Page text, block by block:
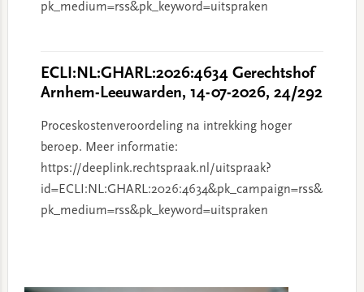
pk_medium=rss&pk_keyword=uitspraken
ECLI:NL:GHARL:2026:4634 Gerechtshof
Arnhem-Leeuwarden, 14-07-2026, 24/292
Proceskostenveroordeling na intrekking hoger
beroep. Meer informatie:
https://deeplink.rechtspraak.nl/uitspraak?
id=ECLI:NL:GHARL:2026:4634&pk_campaign=rss&
pk_medium=rss&pk_keyword=uitspraken